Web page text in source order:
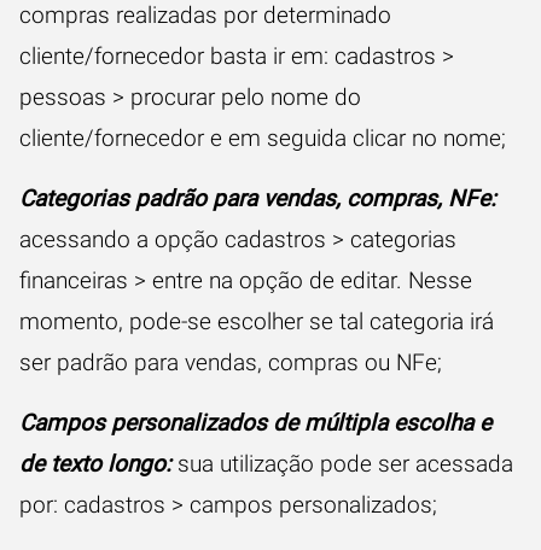
compras realizadas por determinado
cliente/fornecedor basta ir em: cadastros >
pessoas > procurar pelo nome do
cliente/fornecedor e em seguida clicar no nome;
Categorias padrão para vendas, compras, NFe:
acessando a opção cadastros > categorias
financeiras > entre na opção de editar. Nesse
momento, pode-se escolher se tal categoria irá
ser padrão para vendas, compras ou NFe;
Campos personalizados de múltipla escolha e
de texto longo:sua utilização pode ser acessada
por: cadastros > campos personalizados;